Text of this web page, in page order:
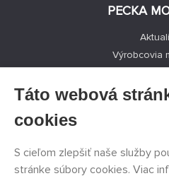
PECKA
Výrobcovia
Táto webová
cookies
S cieľom zlepšiť naše služby
stránke súbory cookies. Viac